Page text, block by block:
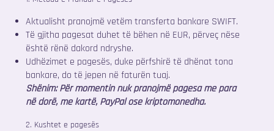
Aktualisht pranojmë vetëm transferta bankare SWIFT.
Të gjitha pagesat duhet të bëhen në EUR, përveç nëse
është rënë dakord ndryshe.
Udhëzimet e pagesës, duke përfshirë të dhënat tona
bankare, do të jepen në faturën tuaj.
Shënim: Për momentin nuk pranojmë pagesa me para
në dorë, me kartë, PayPal ose kriptomonedha.
2. Kushtet e pagesës